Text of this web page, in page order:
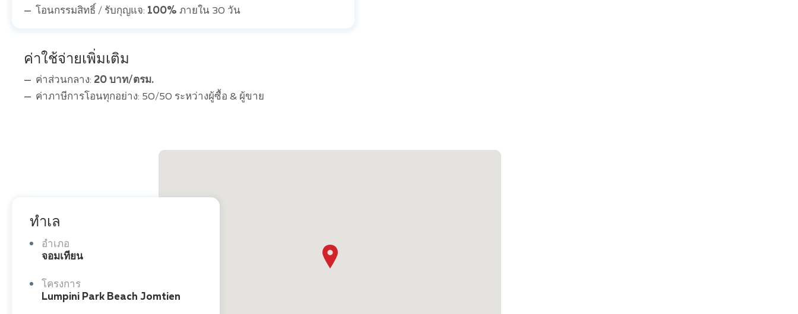
โอนกรรมสิทธิ์ / รับกุญแจ: 100% ภายใน 30 วัน
ค่าใช้จ่ายเพิ่มเติม
ค่าส่วนกลาง: 20 บาท/ตรม.
ค่าภาษีการโอนทุกอย่าง: 50/50 ระหว่างผู้ซื้อ & ผู้ขาย
ทำเล
อำเภอ
จอมเทียน
โครงการ
Lumpini Park Beach Jomtien